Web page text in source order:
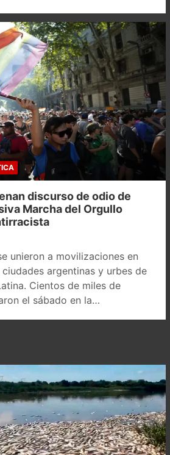
discurso de odio de
Marcha del Orgullo
unieron a movilizaciones en
argentinas y urbes de
Cientos de miles de
el sábado en la…